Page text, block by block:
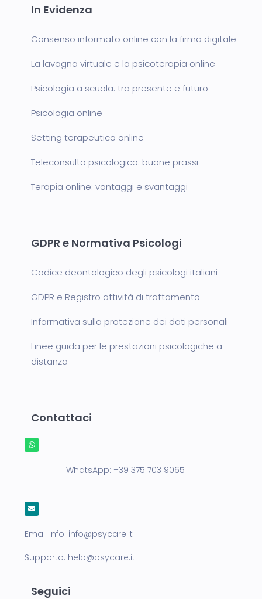
In Evidenza
Consenso informato online con la firma digitale
La lavagna virtuale e la psicoterapia online
Psicologia a scuola: tra presente e futuro
Psicologia online
Setting terapeutico online
Teleconsulto psicologico: buone prassi
Terapia online: vantaggi e svantaggi
GDPR e Normativa Psicologi
Codice deontologico degli psicologi italiani
GDPR e Registro attività di trattamento
Informativa sulla protezione dei dati personali
Linee guida per le prestazioni psicologiche a
distanza
Contattaci
WhatsApp: +39 375 703 9065
Email info: info@psycare.it
Supporto: help@psycare.it
Seguici